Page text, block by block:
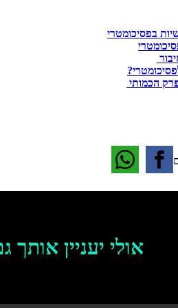
בפסיכומטרי
הכמותי
אולי יעניין אותך